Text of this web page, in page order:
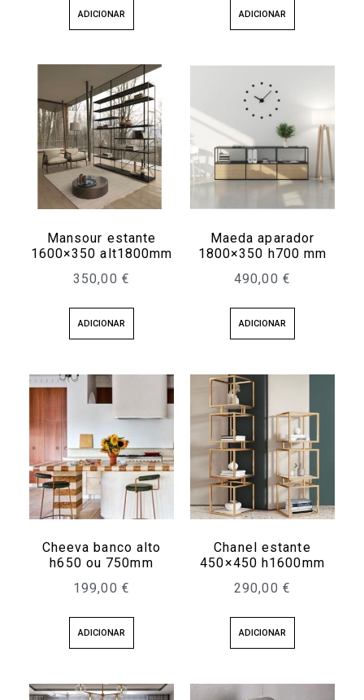
ADICIONAR ADICIONAR
Mansour estante
1600×350 alt1800mm
350,00 €
ADICIONAR
Maeda aparador
1800×350 h700 mm
490,00 €
ADICIONAR
Cheeva banco alto
h650 ou 750mm
199,00 €
ADICIONAR
Chanel estante
450×450 h1600mm
290,00 €
ADICIONAR